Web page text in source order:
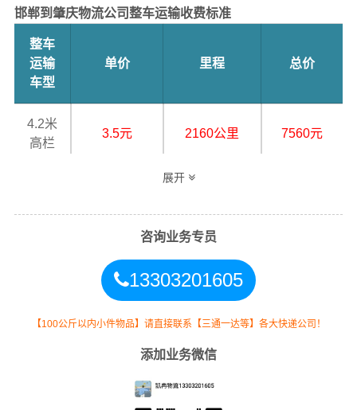
邯郸到肇庆物流公司整车运输收费标准
整车
运输
车型
单价 里程 总价
4.2米
高栏
3.5元 2160公里 7560元
平板
10.5元 2160公里
展开
咨询业务专员
13303201605
【100公斤以内小件物品】请直接联系【三通一达等】各大快递公司！
添加业务微信